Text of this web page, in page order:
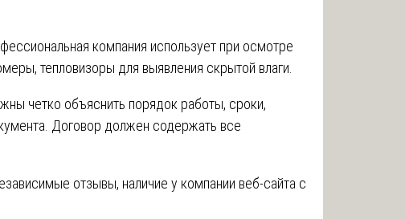
компания использует при осмотре
тепловизоры для выявления скрытой влаги.
четко объяснить порядок работы, сроки,
Договор должен содержать все
отзывы, наличие у компании веб-сайта с